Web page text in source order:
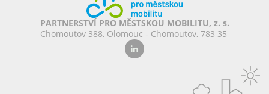
PARTNERSTVÍ PRO MĚSTSKOU MOBILITU, z. s.
Chomoutov 388, Olomouc - Chomoutov, 783 35